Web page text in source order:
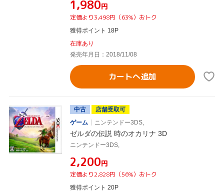
¥1,980円
定価より3,498円（63%）おトク
獲得ポイント 18P
在庫あり
発売年月日：2018/11/08
カートへ追加
中古
店舗受取可
ゲーム
ニンテンドー3DS,
ゼルダの伝説 時のオカリナ 3D
ニンテンドー3DS,
¥2,200円
定価より2,828円（56%）おトク
獲得ポイント 20P